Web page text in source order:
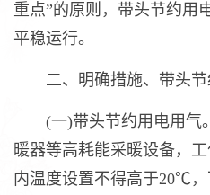
重点”的原则，带头节约用
平稳运行。
二、明确措施、带头节
(一)带头节约用电用气
暖器等高耗能采暖设备，
内温度设置不得高于20℃